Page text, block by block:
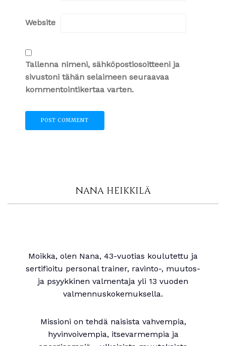
Website
Tallenna nimeni, sähköpostiosoitteeni ja
sivustoni tähän selaimeen seuraavaa
kommentointikertaa varten.
NANA HEIKKILÄ
Moikka, olen Nana, 43-vuotias koulutettu ja
sertifioitu personal trainer, ravinto-, muutos-
ja psyykkinen valmentaja yli 13 vuoden
valmennuskokemuksella.
Missioni on tehdä naisista vahvempia,
hyvinvoivempia, itsevarmempia ja